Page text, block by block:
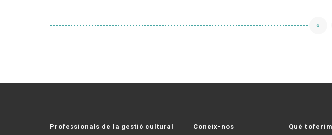
«
Professionals de la gestió cultural Coneix-nos Què t'oferim